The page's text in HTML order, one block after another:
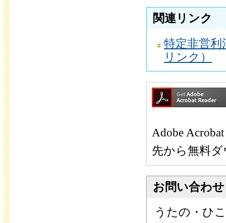
関連リンク
特定非営
リンク）
Adobe
先から無料
お問い合わせ
うたの・ひ